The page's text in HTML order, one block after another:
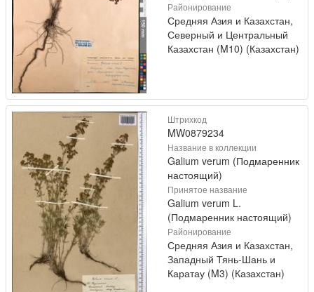
Районирование
Средняя Азия и Казахстан,
Северный и Центральный
Казахстан (M10) (Казахстан)
Штрихкод
MW0879234
Название в коллекции
Galium verum (Подмаренник
настоящий)
Принятое название
Galium verum L.
(Подмаренник настоящий)
Районирование
Средняя Азия и Казахстан,
Западный Тянь-Шань и
Каратау (M3) (Казахстан)